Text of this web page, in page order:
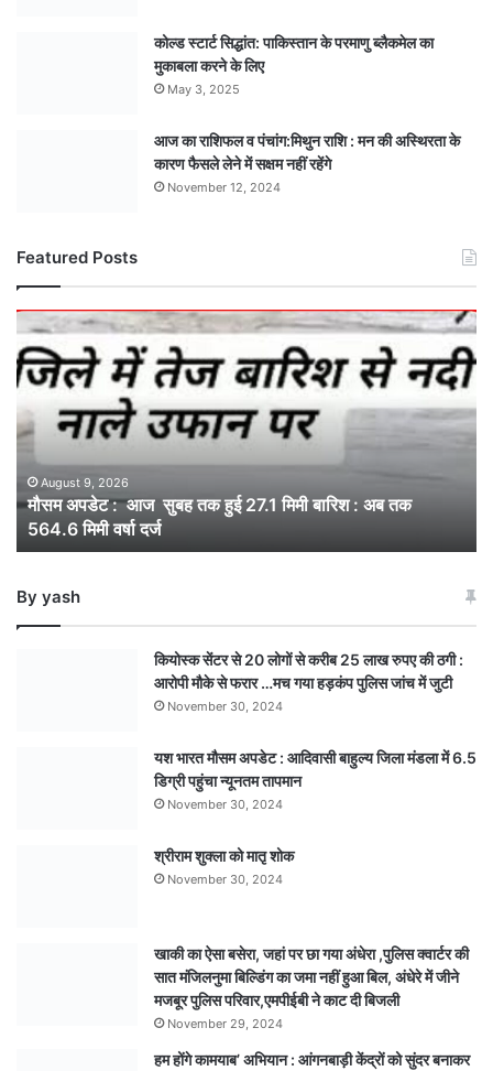
कोल्ड स्टार्ट सिद्धांत: पाकिस्तान के परमाणु ब्लैकमेल का
मुकाबला करने के लिए
May 3, 2025
आज का राशिफल व पंचांग:मिथुन राशि : मन की अस्थिरता के
कारण फैसले लेने में सक्षम नहीं रहेंगे
November 12, 2024
Featured Posts
अपडेट
:
आज
सुबह
तक
27.1
मिमी
बारिश
:
तक
August 9, 2026
मौसम अपडेट : आज सुबह तक हुई 27.1 मिमी बारिश : अब तक
564.6 मिमी वर्षा दर्ज
By yash
कियोस्क सेंटर से 20 लोगों से करीब 25 लाख रुपए की ठगी :
आरोपी मौके से फरार …मच गया हड़कंप पुलिस जांच में जुटी
November 30, 2024
यश भारत मौसम अपडेट : आदिवासी बाहुल्य जिला मंडला में 6.5
डिग्री पहुंचा न्यूनतम तापमान
November 30, 2024
श्रीराम शुक्ला को मातृ शोक
November 30, 2024
खाकी का ऐसा बसेरा, जहां पर छा गया अंधेरा ,पुलिस क्वार्टर की
सात मंजिलनुमा बिल्डिंग का जमा नहीं हुआ बिल, अंधेरे में जीने
मजबूर पुलिस परिवार,एमपीईबी ने काट दी बिजली
November 29, 2024
हम होंगे कामयाब’ अभियान : आंगनबाड़ी केंद्रों को सुंदर बनाकर